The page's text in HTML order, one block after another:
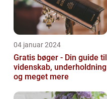
04 januar 2024
Gratis bøger - Din guide til
videnskab, underholdning
og meget mere